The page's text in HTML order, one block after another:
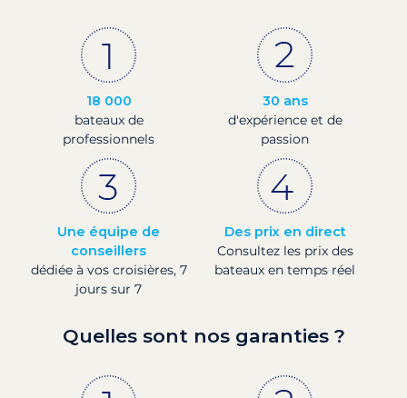
18 000
bateaux de
professionnels
30 ans
d'expérience et de
passion
Une équipe de
conseillers
dédiée à vos croisières, 7
jours sur 7
Des prix en direct
Consultez les prix des
bateaux en temps réel
Quelles sont nos garanties ?